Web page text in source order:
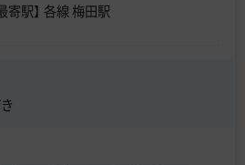
寄駅】 各線 梅田駅